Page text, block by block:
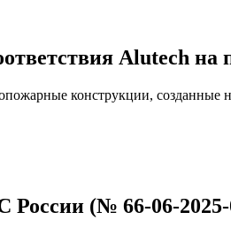
Alutech
конструкции,
(№ 66-06-2025-